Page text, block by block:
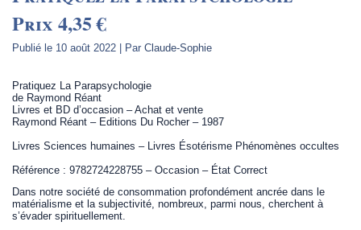
Prix 4,35 €
Publié le 10 août 2022 | Par Claude-Sophie
Pratiquez La Parapsychologie
de Raymond Réant
Livres et BD d’occasion – Achat et vente
Raymond Réant – Editions Du Rocher – 1987
Livres Sciences humaines – Livres Ésotérisme Phénomènes occultes
Référence : 9782724228755 – Occasion – État Correct
Dans notre société de consommation profondément ancrée dans le
matérialisme et la subjectivité, nombreux, parmi nous, cherchent à
s’évader spirituellement.